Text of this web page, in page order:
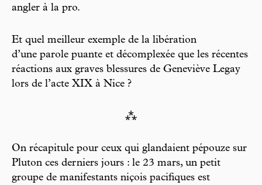
angler à la pro.
Et quel meilleur exemple de la libération
d’une parole puante et décomplexée que les récentes
réactions aux graves blessures de Geneviève Legay
lors de l’acte XIX à Nice ?
⁂
On récapitule pour ceux qui glandaient pépouze sur
Pluton ces derniers jours : le 23 mars, un petit
groupe de manifestants niçois pacifiques est